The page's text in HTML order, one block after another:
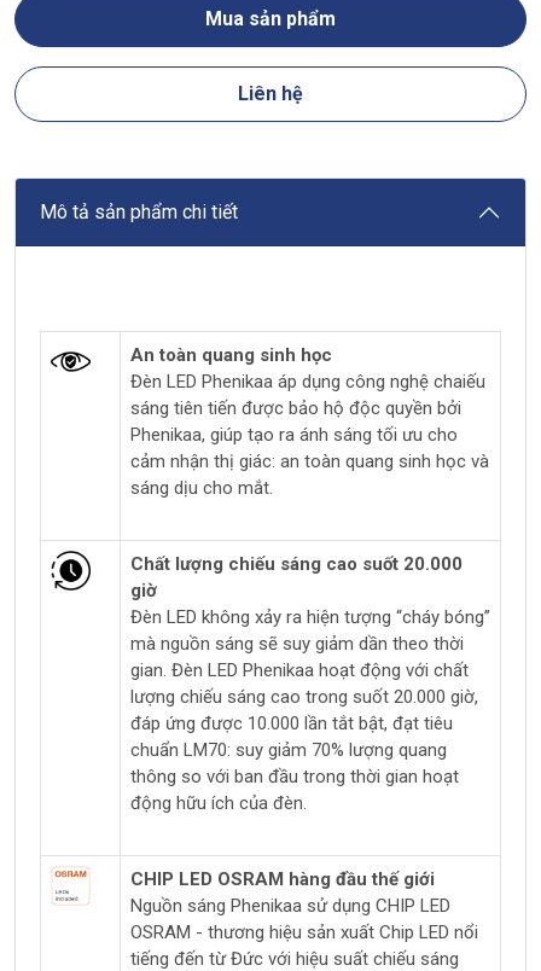
Mua sản phẩm
Liên hệ
Mô tả sản phẩm chi tiết
An toàn quang sinh học
Đèn LED Phenikaa áp dụng công nghệ chaiếu
sáng tiên tiến được bảo hộ độc quyền bởi
Phenikaa, giúp tạo ra ánh sáng tối ưu cho
cảm nhận thị giác: an toàn quang sinh học và
sáng dịu cho mắt.
Chất lượng chiếu sáng cao suốt 20.000
giờ
Đèn LED không xảy ra hiện tượng “cháy bóng”
mà nguồn sáng sẽ suy giảm dần theo thời
gian. Đèn LED Phenikaa hoạt động với chất
lượng chiếu sáng cao trong suốt 20.000 giờ,
đáp ứng được 10.000 lần tắt bật, đạt tiêu
chuẩn LM70: suy giảm 70% lượng quang
thông so với ban đầu trong thời gian hoạt
động hữu ích của đèn.
CHIP LED OSRAM hàng đầu thế giới
Nguồn sáng Phenikaa sử dụng CHIP LED
OSRAM - thương hiệu sản xuất Chip LED nổi
tiếng đến từ Đức với hiệu suất chiếu sáng